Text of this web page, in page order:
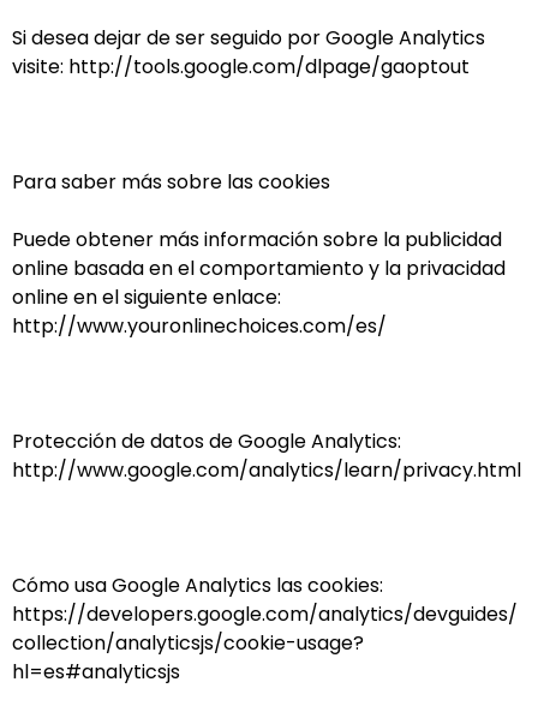
Si desea dejar de ser seguido por Google Analytics
visite: http://tools.google.com/dlpage/gaoptout
Para saber más sobre las cookies
Puede obtener más información sobre la publicidad
online basada en el comportamiento y la privacidad
online en el siguiente enlace:
http://www.youronlinechoices.com/es/
Protección de datos de Google Analytics:
http://www.google.com/analytics/learn/privacy.html
Cómo usa Google Analytics las cookies:
https://developers.google.com/analytics/devguides/
collection/analyticsjs/cookie-usage?
hl=es#analyticsjs